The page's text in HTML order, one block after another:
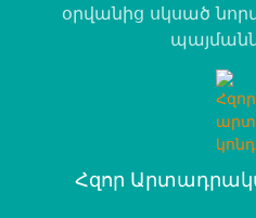
օրվանից սկսած
Հզոր